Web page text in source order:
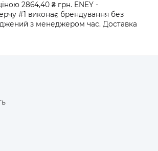
2864,40 ₴ грн. ENEY -
#1 виконає брендування без
з менеджером час. Доставка